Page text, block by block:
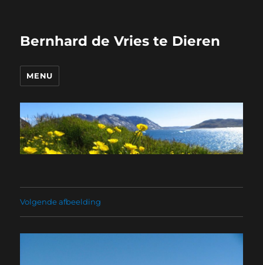
Bernhard de Vries te Dieren
MENU
Volgende afbeelding